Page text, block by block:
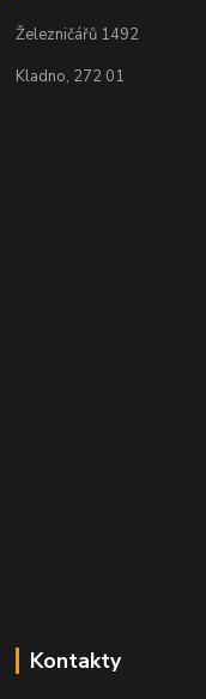
Železničářů 1492
Kladno, 272 01
Kontakty